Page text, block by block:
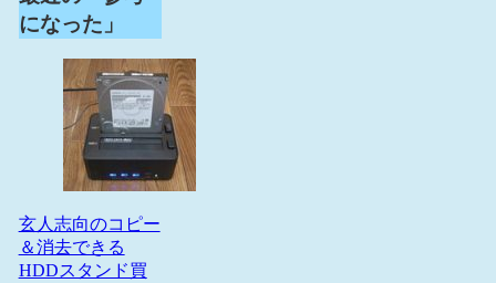
になった」
玄人志向のコピー
＆消去できる
HDDスタンド買